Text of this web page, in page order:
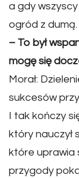
a gdy wszyscy
ogród z dumą.
– To był
mogę się
Morał:
sukcesów
I tak kończy
który nauczył
które uprawia
przygody